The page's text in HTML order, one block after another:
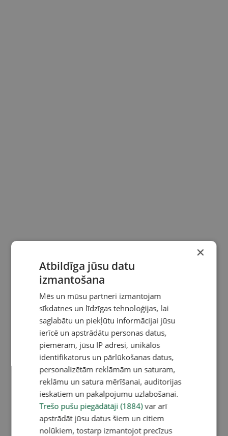
×
Atbildīga jūsu datu
izmantošana
Mēs un mūsu partneri izmantojam
sīkdatnes un līdzīgas tehnoloģijas, lai
saglabātu un piekļūtu informācijai jūsu
ierīcē un apstrādātu personas datus,
piemēram, jūsu IP adresi, unikālos
identifikatorus un pārlūkošanas datus,
personalizētām reklāmām un saturam,
reklāmu un satura mērīšanai, auditorijas
ieskatiem un pakalpojumu uzlabošanai.
Trešo pušu piegādātāji (1884)var arī
apstrādāt jūsu datus šiem un citiem
nolūkiem, tostarp izmantojot precīzus